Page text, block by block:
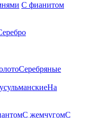
С фианитом
Серебряные
На
С жемчугомС